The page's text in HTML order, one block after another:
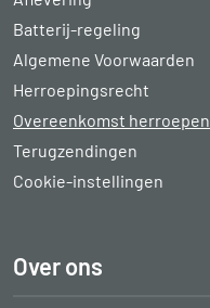
Batterij-regeling
Algemene Voorwaarden
Herroepingsrecht
Overeenkomst herroepen
Terugzendingen
Cookie-instellingen
Over ons